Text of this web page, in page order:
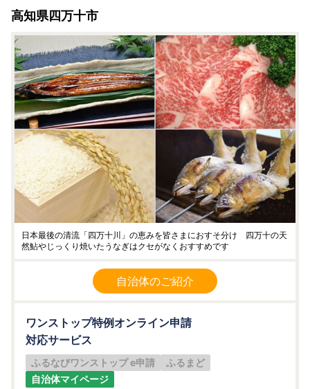
高知県四万十市
日本最後の清流「四万十川」の恵みを皆さまにおすそ分け 四万十の天
然鮎やじっくり焼いたうなぎはクセがなくおすすめです
自治体のご紹介
ワンストップ特例オンライン申請
対応サービス
ふるなびワンストップ e申請
ふるまど
自治体マイページ